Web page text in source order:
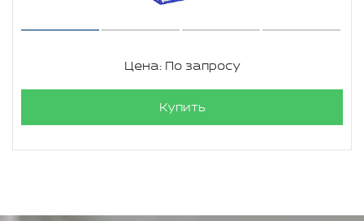
Цена: По запросу
Купить